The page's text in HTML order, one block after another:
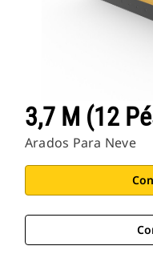
3,7 M (12
Arados Para Neve